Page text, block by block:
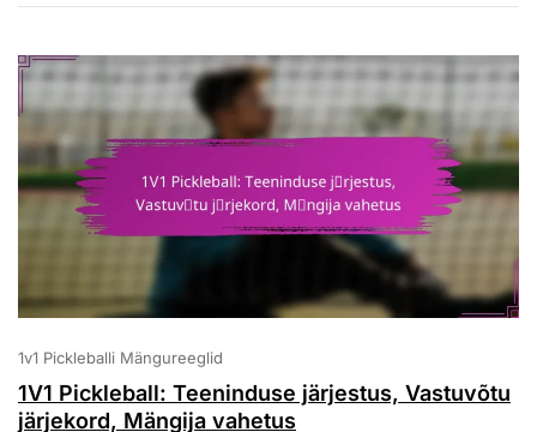
Teadlikkus,
Haridus
1v1 Pickleballi Mängureeglid
1V1 Pickleball: Teeninduse järjestus, Vastuvõtu
järjekord, Mängija vahetus